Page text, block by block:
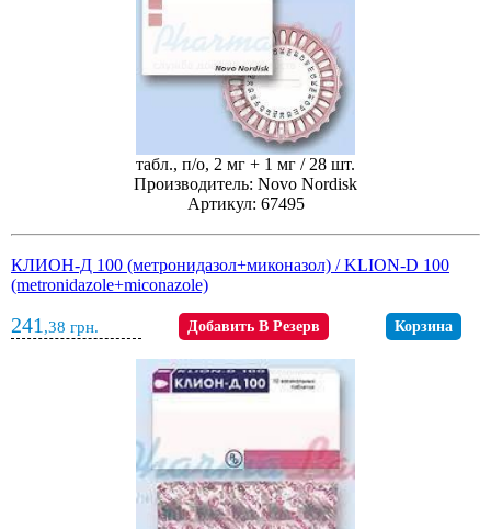
табл., п/о, 2 мг + 1 мг / 28 шт.
Производитель: Novo Nordisk
Артикул: 67495
КЛИОН-Д 100 (метронидазол+миконазол) / KLION-D 100
(metronidazole+miconazole)
241 ,38 грн. Добавить В Резерв Корзина